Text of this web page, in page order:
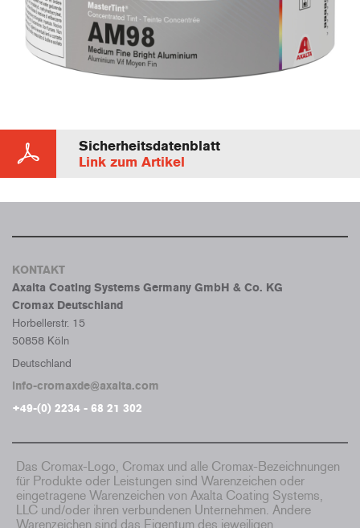
Sicherheitsdatenblatt
Link zum Artikel
KONTAKT
Axalta Coating Systems Germany GmbH & Co. KG
Cromax Deutschland
Horbellerstr. 15
50858 Köln
Deutschland
info-cromaxde@axalta.com
+49-(0) 2234 - 68 21 302
Das Cromax-Logo, Cromax und alle Cromax-Bezeichnungen
für Produkte oder Leistungen sind Warenzeichen oder
eingetragene Warenzeichen von Axalta Coating Systems,
LLC und/oder ihren verbundenen Unternehmen. Andere
Warenzeichen sind das Eigentum des jeweiligen